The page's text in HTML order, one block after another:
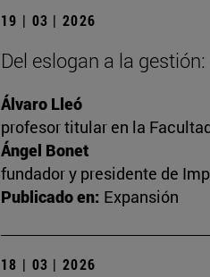
19 | 03 | 2026
Del eslogan a la
Álvaro Lleó
profesor titular en la
Ángel Bonet
fundador y presidente de
Publicado en: Expansión
18 | 03 | 2026